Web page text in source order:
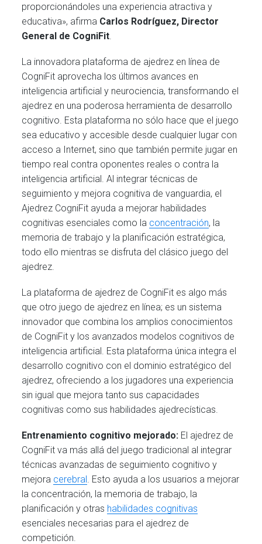
proporcionándoles una experiencia atractiva y
educativa», afirma Carlos Rodríguez, Director
General de CogniFit.
La innovadora plataforma de ajedrez en línea de
CogniFit aprovecha los últimos avances en
inteligencia artificial y neurociencia, transformando el
ajedrez en una poderosa herramienta de desarrollo
cognitivo. Esta plataforma no sólo hace que el juego
sea educativo y accesible desde cualquier lugar con
acceso a Internet, sino que también permite jugar en
tiempo real contra oponentes reales o contra la
inteligencia artificial. Al integrar técnicas de
seguimiento y mejora cognitiva de vanguardia, el
Ajedrez CogniFit ayuda a mejorar habilidades
cognitivas esenciales como la concentración, la
memoria de trabajo y la planificación estratégica,
todo ello mientras se disfruta del clásico juego del
ajedrez.
La plataforma de ajedrez de CogniFit es algo más
que otro juego de ajedrez en línea; es un sistema
innovador que combina los amplios conocimientos
de CogniFit y los avanzados modelos cognitivos de
inteligencia artificial. Esta plataforma única integra el
desarrollo cognitivo con el dominio estratégico del
ajedrez, ofreciendo a los jugadores una experiencia
sin igual que mejora tanto sus capacidades
cognitivas como sus habilidades ajedrecísticas.
Entrenamiento cognitivo mejorado: El ajedrez de
CogniFit va más allá del juego tradicional al integrar
técnicas avanzadas de seguimiento cognitivo y
mejora cerebral . Esto ayuda a los usuarios a mejorar
la concentración, la memoria de trabajo, la
planificación y otras habilidades cognitivas
esenciales necesarias para el ajedrez de
competición.